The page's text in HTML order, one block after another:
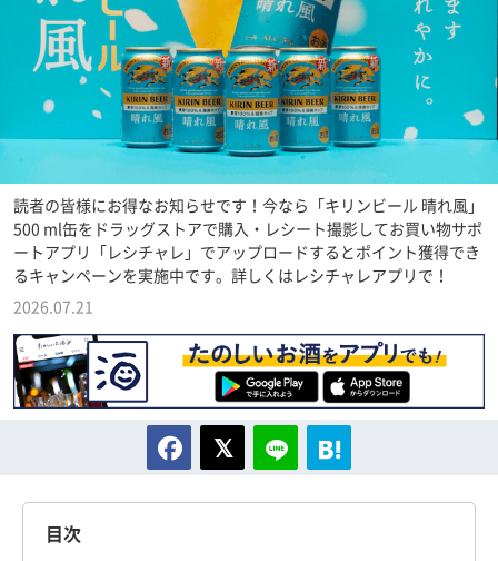
読者の皆様にお得なお知らせです！今なら「キリンビール 晴れ風」
500 ml缶をドラッグストアで購入・レシート撮影してお買い物サポ
ートアプリ「レシチャレ」でアップロードするとポイント獲得でき
るキャンペーンを実施中です。詳しくはレシチャレアプリで！
2026.07.21
目次